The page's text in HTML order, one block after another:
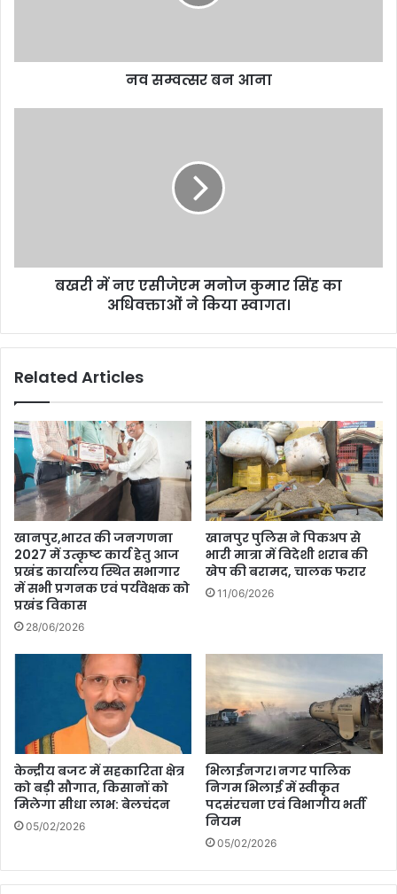
नव सम्वत्सर बन आना
अधिवक्ताओं
बखरी में नए एसीजेएम मनोज कुमार सिंह का
अधिवक्ताओं ने किया स्वागत।
Related Articles
खानपुर,भारत की जनगणना
2027 में उत्कृष्ट कार्य हेतु आज
प्रखंड कार्यालय स्थित सभागार
में सभी प्रगनक एवं पर्यवेक्षक को
प्रखंड विकास
28/06/2026
खानपुर पुलिस ने पिकअप से
भारी मात्रा में विदेशी शराब की
खेप की बरामद, चालक फरार
11/06/2026
केन्द्रीय बजट में सहकारिता क्षेत्र
को बड़ी सौगात, किसानों को
मिलेगा सीधा लाभ: बेलचंदन
05/02/2026
भिलाईनगर। नगर पालिक
निगम भिलाई में स्वीकृत
पदसंरचना एवं विभागीय भर्ती
नियम
05/02/2026